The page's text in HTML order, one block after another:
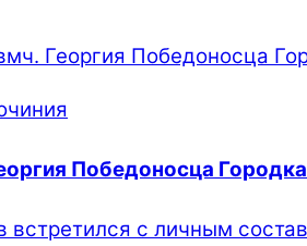
Победоносца